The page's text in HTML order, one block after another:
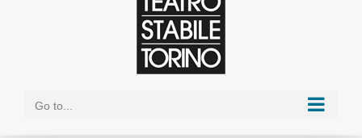
Go to...